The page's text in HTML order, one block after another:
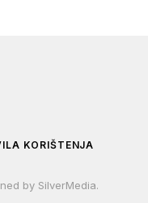
KORIŠTENJA
by SilverMedia.